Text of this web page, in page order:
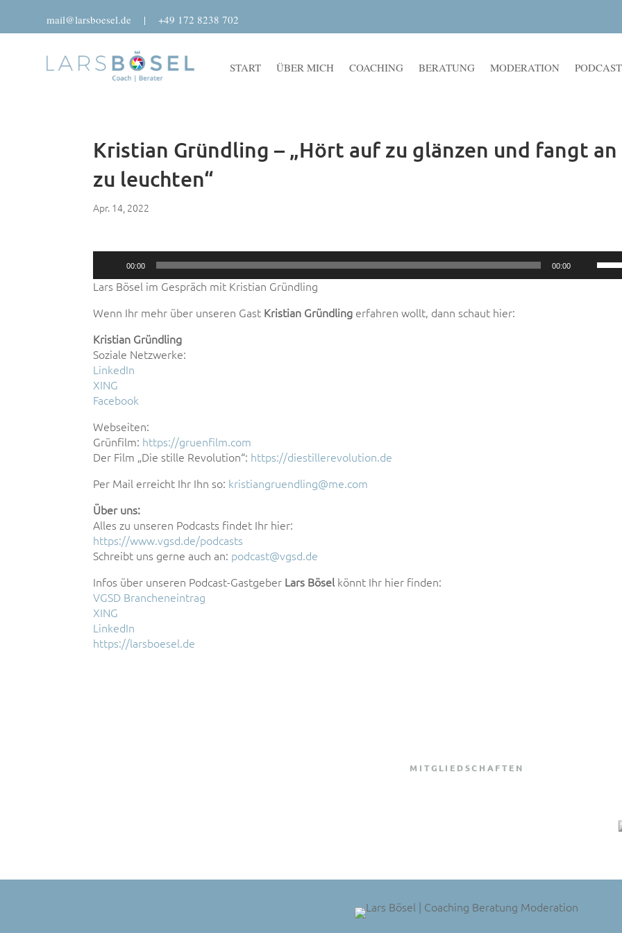
mail@larsboesel.de |+49 172 8238 702
START ÜBER MICH COACHING BERATUNG MODERATION PODCAST
Kristian Gründling – „Hört auf zu glänzen und fangt an
zu leuchten“
Apr. 14, 2022
00:00 00:00
Lars Bösel im Gespräch mit Kristian Gründling
Wenn Ihr mehr über unseren Gast Kristian Gründling erfahren wollt, dann schaut hier:
Kristian Gründling
Soziale Netzwerke:
LinkedIn
XING
Facebook
Webseiten:
Grünfilm: https://gruenfilm.com
Der Film „Die stille Revolution“: https://diestillerevolution.de
Per Mail erreicht Ihr Ihn so: kristiangruendling@me.com
Über uns:
Alles zu unseren Podcasts findet Ihr hier:
https://www.vgsd.de/podcasts
Schreibt uns gerne auch an: podcast@vgsd.de
Infos über unseren Podcast-Gastgeber Lars Böselkönnt Ihr hier finden:
VGSD Brancheneintrag
XING
LinkedIn
https://larsboesel.de
MITGLIEDSCHAFTEN